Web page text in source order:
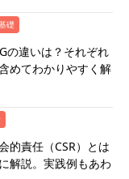
礎
の違いは？それぞれ
めてわかりやすく解
的責任（CSR）とは
解説。実践例もあわ